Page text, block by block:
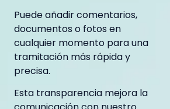
Puede añadir comentarios,
documentos o fotos en
cualquier momento para una
tramitación más rápida y
precisa.
Esta transparencia mejora la